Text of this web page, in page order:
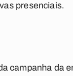
presenciais.
campanha da